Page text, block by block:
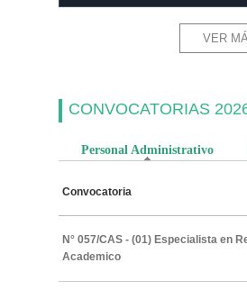
VER
CONVOCATORIAS
Personal Administrativo
Convocatoria
N° 057/CAS - (01) Especialista en
Academico